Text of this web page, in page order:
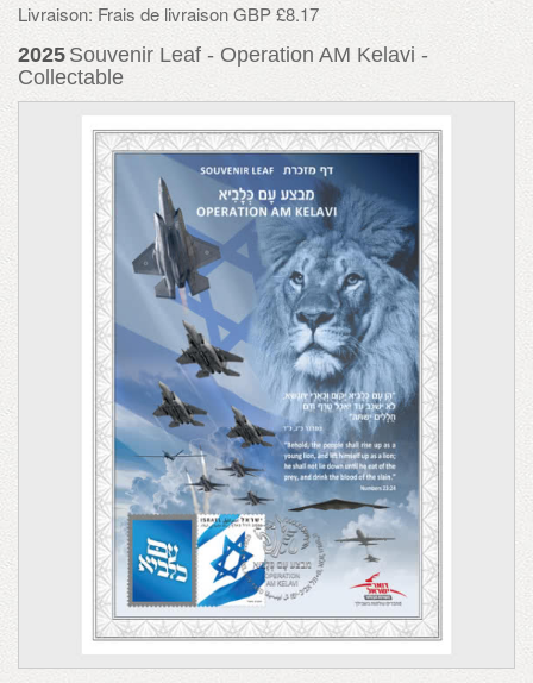
Livraison: Frais de livraison GBP £8.17
2025 Souvenir Leaf - Operation AM Kelavi -
Collectable